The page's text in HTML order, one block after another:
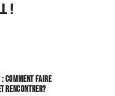
!
: comment faire
rencontrer?